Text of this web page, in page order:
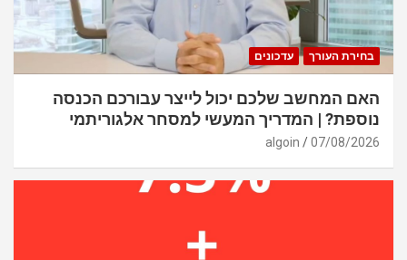
בחירת העורך עדכונים
האם המחשב שלכם יכול לייצר עבורכם הכנסה
נוספת? | המדריך המעשי למסחר אלגוריתמי
07/08/2026
algoin